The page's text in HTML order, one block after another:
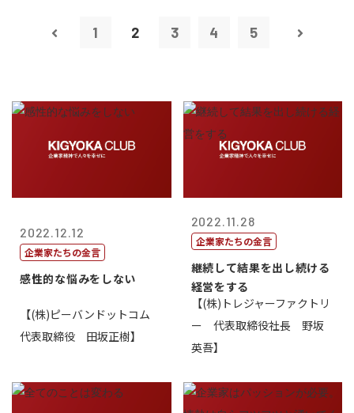
1 2 3 4 5
2022.12.12
企業家たちの金言
感性的な悩みをしない
【(株)ピーバンドットコム
代表取締役 田坂正樹】
2022.11.28
企業家たちの金言
継続して結果を出し続ける
経営をする
【(株)トレジャーファクトリ
ー 代表取締役社長 野坂
英吾】